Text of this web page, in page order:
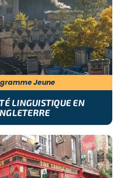
Jeune
LINGUISTIQUE EN